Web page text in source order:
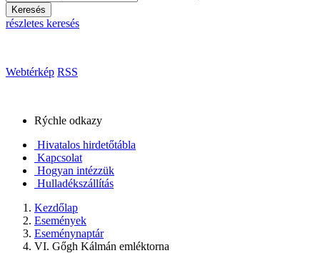
Keresés
részletes keresés
Webtérkép RSS
Rýchle odkazy
Hivatalos hirdetőtábla
Kapcsolat
Hogyan intézzük
Hulladékszállítás
Kezdőlap
Események
Eseménynaptár
VI. Gőgh Kálmán emléktorna